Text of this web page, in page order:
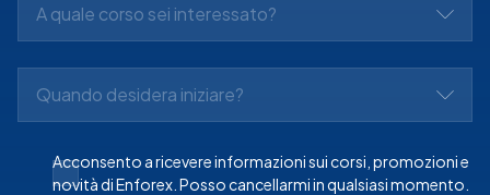
A quale corso sei interessato?
Quando desidera iniziare?
Acconsento a ricevere informazioni sui corsi, promozioni e
novità di Enforex. Posso cancellarmi in qualsiasi momento.